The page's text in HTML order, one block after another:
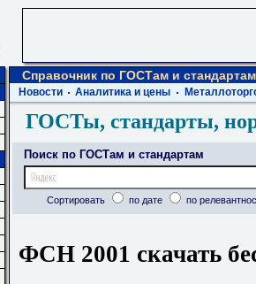
Справочник по ГОСТам и стандартам
Новости Аналитика и цены
ГОСТы, стандарты,
Поиск по ГОСТам и стандартам
Сортировать по дате по
ФСН 2001 скачать